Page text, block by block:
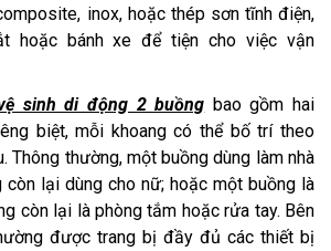
inox, hoặc thép sơn tĩnh điện,
hoặc bánh xe để tiện cho việc vận
sinh di động 2 buồng bao gồm hai
biệt, mỗi khoang có thể bố trí theo
Thông thường, một buồng dùng làm nhà
còn lại dùng cho nữ; hoặc một buồng là
còn lại là phòng tắm hoặc rửa tay. Bên
được trang bị đầy đủ các thiết bị